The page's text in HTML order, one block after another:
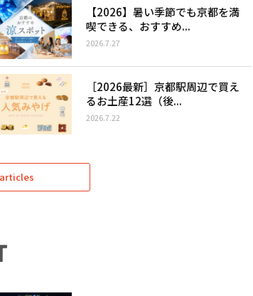
【2026】暑い季節でも京都を満
喫できる、おすすめ...
2026.7.27
［2026最新］京都駅周辺で買え
るお土産12選（後...
2026.7.22